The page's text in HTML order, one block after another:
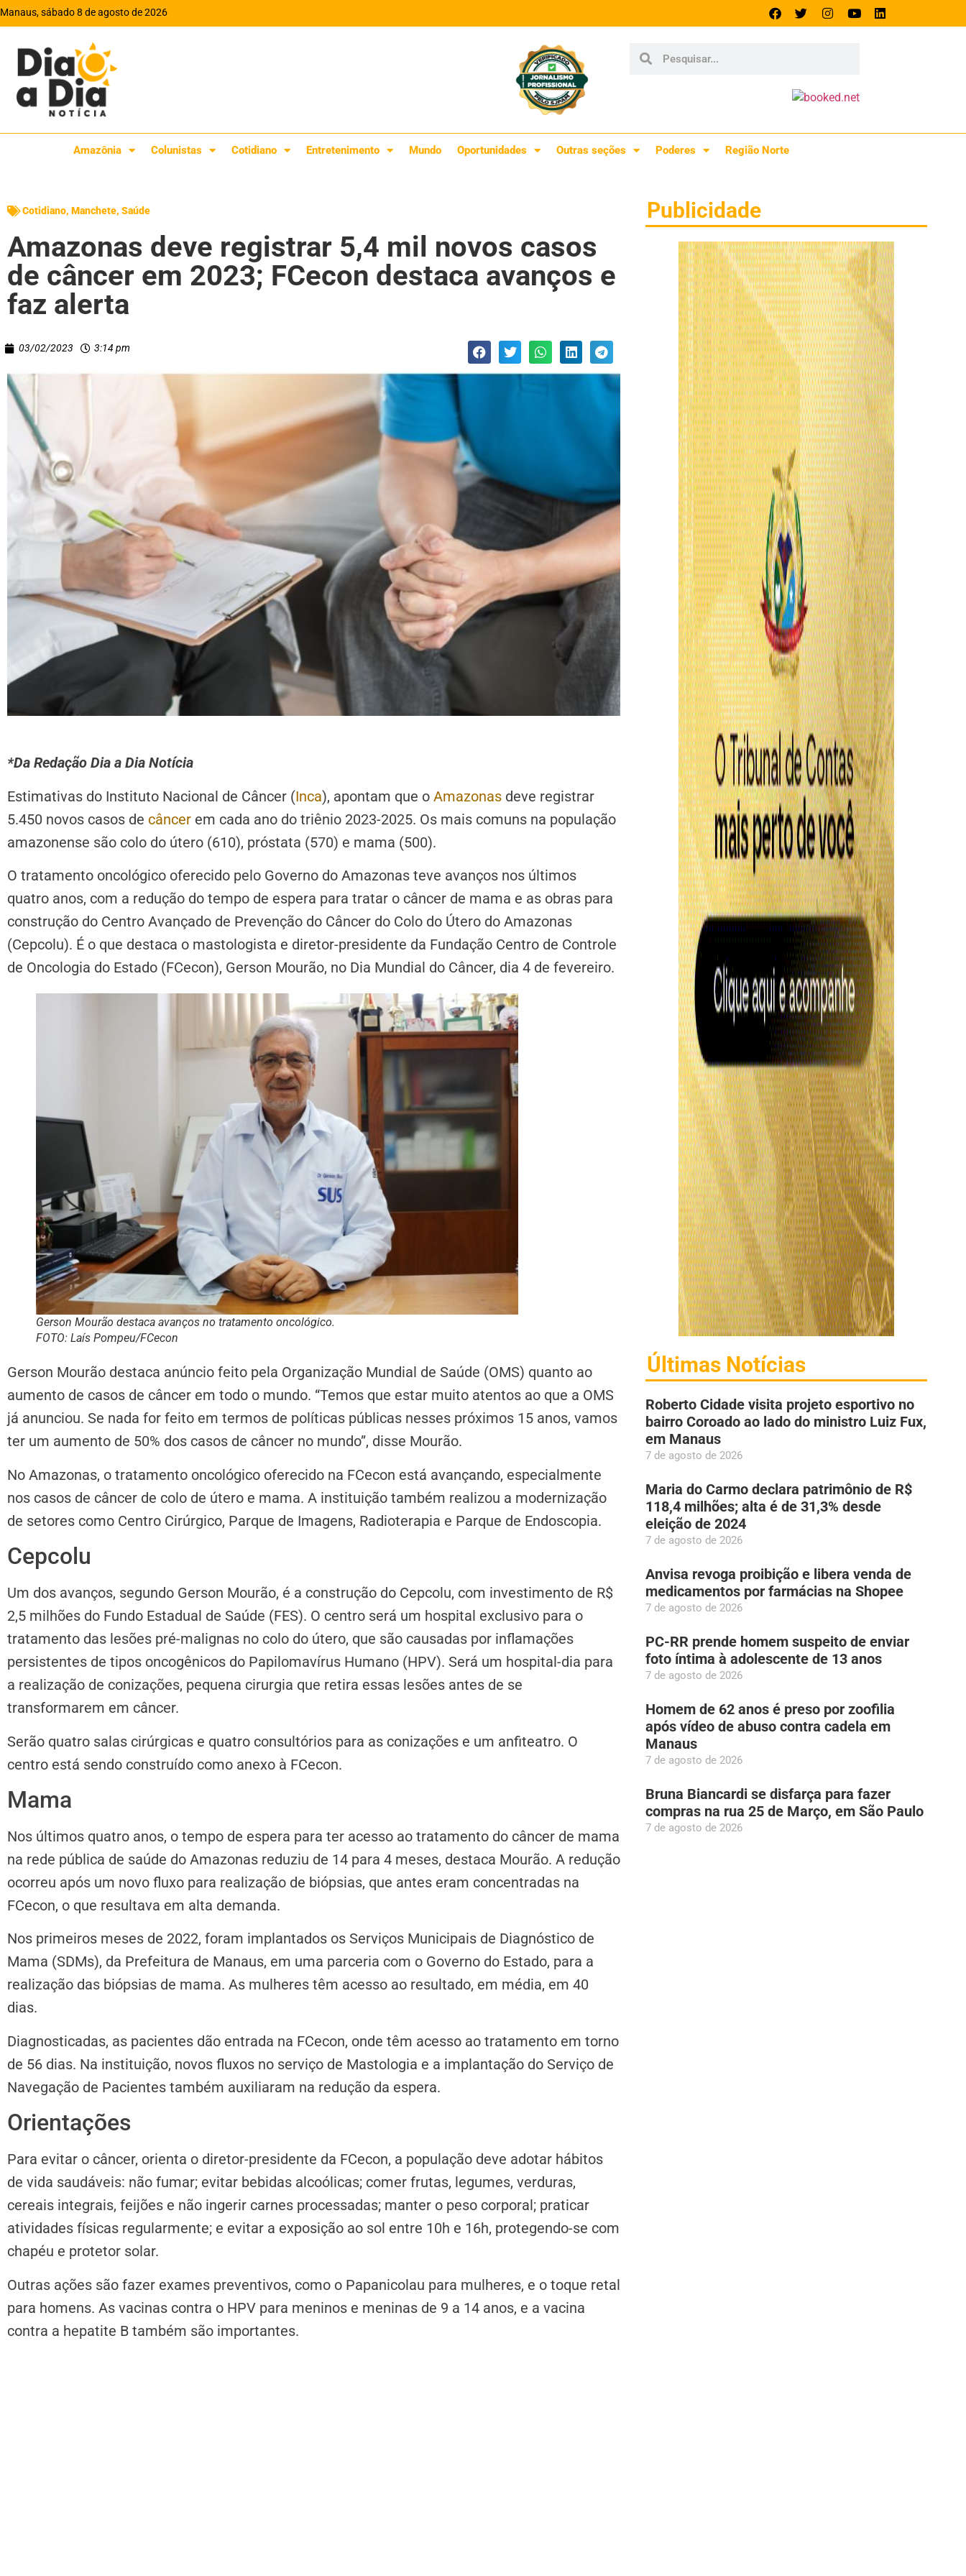
Manaus, sábado 8 de agosto de 2026
Amazônia Colunistas Cotidiano Entretenimento Mundo Oportunidades Outras seções Poderes Região Norte
Cotidiano, Manchete, Saúde
Amazonas deve registrar 5,4 mil novos casos
de câncer em 2023; FCecon destaca avanços e
faz alerta
03/02/2023 3:14 pm
*Da Redação Dia a Dia Notícia
Estimativas do Instituto Nacional de Câncer (Inca), apontam que o Amazonas deve registrar
5.450 novos casos de câncer em cada ano do triênio 2023-2025. Os mais comuns na população
amazonense são colo do útero (610), próstata (570) e mama (500).
O tratamento oncológico oferecido pelo Governo do Amazonas teve avanços nos últimos
quatro anos, com a redução do tempo de espera para tratar o câncer de mama e as obras para
construção do Centro Avançado de Prevenção do Câncer do Colo do Útero do Amazonas
(Cepcolu). É o que destaca o mastologista e diretor-presidente da Fundação Centro de Controle
de Oncologia do Estado (FCecon), Gerson Mourão, no Dia Mundial do Câncer, dia 4 de fevereiro.
Gerson Mourão destaca avanços no tratamento oncológico.
FOTO: Laís Pompeu/FCecon
Gerson Mourão destaca anúncio feito pela Organização Mundial de Saúde (OMS) quanto ao
aumento de casos de câncer em todo o mundo. “Temos que estar muito atentos ao que a OMS
já anunciou. Se nada for feito em termos de políticas públicas nesses próximos 15 anos, vamos
ter um aumento de 50% dos casos de câncer no mundo”, disse Mourão.
No Amazonas, o tratamento oncológico oferecido na FCecon está avançando, especialmente
nos casos de câncer de colo de útero e mama. A instituição também realizou a modernização
de setores como Centro Cirúrgico, Parque de Imagens, Radioterapia e Parque de Endoscopia.
Cepcolu
Um dos avanços, segundo Gerson Mourão, é a construção do Cepcolu, com investimento de R$
2,5 milhões do Fundo Estadual de Saúde (FES). O centro será um hospital exclusivo para o
tratamento das lesões pré-malignas no colo do útero, que são causadas por inflamações
persistentes de tipos oncogênicos do Papilomavírus Humano (HPV). Será um hospital-dia para
a realização de conizações, pequena cirurgia que retira essas lesões antes de se
transformarem em câncer.
Serão quatro salas cirúrgicas e quatro consultórios para as conizações e um anfiteatro. O
centro está sendo construído como anexo à FCecon.
Mama
Nos últimos quatro anos, o tempo de espera para ter acesso ao tratamento do câncer de mama
na rede pública de saúde do Amazonas reduziu de 14 para 4 meses, destaca Mourão. A redução
ocorreu após um novo fluxo para realização de biópsias, que antes eram concentradas na
FCecon, o que resultava em alta demanda.
Nos primeiros meses de 2022, foram implantados os Serviços Municipais de Diagnóstico de
Mama (SDMs), da Prefeitura de Manaus, em uma parceria com o Governo do Estado, para a
realização das biópsias de mama. As mulheres têm acesso ao resultado, em média, em 40
dias.
Diagnosticadas, as pacientes dão entrada na FCecon, onde têm acesso ao tratamento em torno
de 56 dias. Na instituição, novos fluxos no serviço de Mastologia e a implantação do Serviço de
Navegação de Pacientes também auxiliaram na redução da espera.
Orientações
Para evitar o câncer, orienta o diretor-presidente da FCecon, a população deve adotar hábitos
de vida saudáveis: não fumar; evitar bebidas alcoólicas; comer frutas, legumes, verduras,
cereais integrais, feijões e não ingerir carnes processadas; manter o peso corporal; praticar
atividades físicas regularmente; e evitar a exposição ao sol entre 10h e 16h, protegendo-se com
chapéu e protetor solar.
Outras ações são fazer exames preventivos, como o Papanicolau para mulheres, e o toque retal
para homens. As vacinas contra o HPV para meninos e meninas de 9 a 14 anos, e a vacina
contra a hepatite B também são importantes.
Publicidade
Últimas Notícias
Roberto Cidade visita projeto esportivo no
bairro Coroado ao lado do ministro Luiz Fux,
em Manaus
7 de agosto de 2026
Maria do Carmo declara patrimônio de R$
118,4 milhões; alta é de 31,3% desde
eleição de 2024
7 de agosto de 2026
Anvisa revoga proibição e libera venda de
medicamentos por farmácias na Shopee
7 de agosto de 2026
PC-RR prende homem suspeito de enviar
foto íntima à adolescente de 13 anos
7 de agosto de 2026
Homem de 62 anos é preso por zoofilia
após vídeo de abuso contra cadela em
Manaus
7 de agosto de 2026
Bruna Biancardi se disfarça para fazer
compras na rua 25 de Março, em São Paulo
7 de agosto de 2026